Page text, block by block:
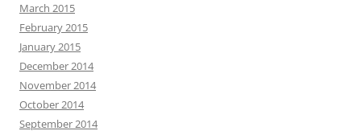
March 2015
February 2015
January 2015
December 2014
November 2014
October 2014
September 2014